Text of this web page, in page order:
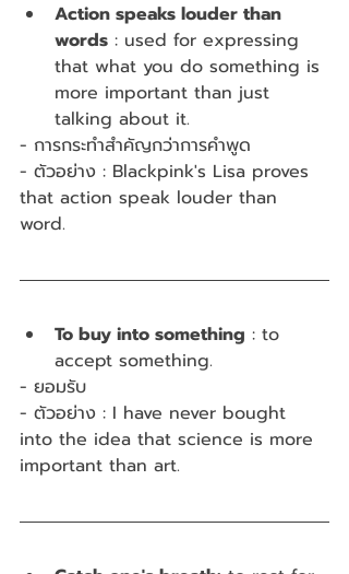
Action speaks louder than
words : used for expressing
that what you do something is
more important than just
talking about it.
- การกระทำสำคัญกว่าการคำพูด
- ตัวอย่าง : Blackpink's Lisa proves
that action speak louder than
word.
To buy into something : to
accept something.
- ยอมรับ
- ตัวอย่าง : I have never bought
into the idea that science is more
important than art.